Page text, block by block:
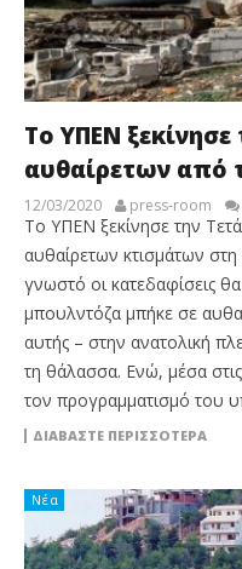
Το ΥΠΕΝ
αυθαίρετων από
12/03/2020 press-room
Το ΥΠΕΝ ξεκίνησε την
αυθαίρετων κτισμάτων
γνωστό οι κατεδαφίσεις
μπουλντόζα μπήκε σε
αυτής – στην ανατολική
τη θάλασσα. Ενώ, μέσα
τον προγραμματισμό του
ΔΙΑΒΆΣΤΕ ΠΕΡΙΣΣΌΤΕΡΑ
Νέα